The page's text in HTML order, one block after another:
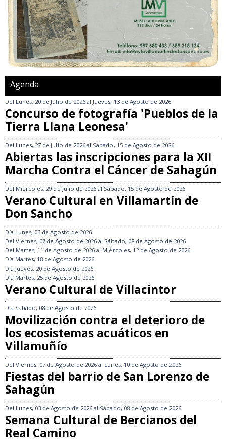
Agenda
Del Lunes, 20 de Julio de 2026 al Jueves, 13 de Agosto de 2026
Concurso de fotografía 'Pueblos de la
Tierra Llana Leonesa'
Del Lunes, 27 de Julio de 2026 al Sábado, 15 de Agosto de 2026
Abiertas las inscripciones para la XII
Marcha Contra el Cáncer de Sahagún
Del Miércoles, 29 de Julio de 2026 al Sábado, 15 de Agosto de 2026
Verano Cultural en Villamartín de
Don Sancho
Día Lunes, 03 de Agosto de 2026
Del Viernes, 07 de Agosto de 2026 al Sábado, 08 de Agosto de 2026
Del Martes, 11 de Agosto de 2026 al Miércoles, 12 de Agosto de 2026
Día Martes, 18 de Agosto de 2026
Día Jueves, 20 de Agosto de 2026
Día Martes, 25 de Agosto de 2026
Verano Cultural de Villacintor
Día Sábado, 08 de Agosto de 2026
Movilización contra el deterioro de
los ecosistemas acuáticos en
Villamuñío
Del Viernes, 07 de Agosto de 2026 al Lunes, 10 de Agosto de 2026
Fiestas del barrio de San Lorenzo de
Sahagún
Del Lunes, 03 de Agosto de 2026 al Sábado, 08 de Agosto de 2026
Semana Cultural de Bercianos del
Real Camino